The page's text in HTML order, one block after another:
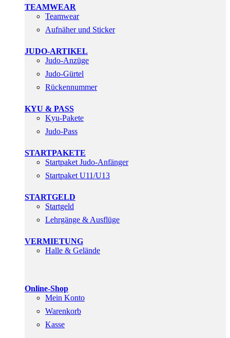
TEAMWEAR
Teamwear
Aufnäher und Sticker
JUDO-ARTIKEL
Judo-Anzüge
Judo-Gürtel
Rückennummer
KYU & PASS
Kyu-Pakete
Judo-Pass
STARTPAKETE
Startpaket Judo-Anfänger
Startpaket U11/U13
STARTGELD
Startgeld
Lehrgänge & Ausflüge
VERMIETUNG
Halle & Gelände
Online-Shop
Mein Konto
Warenkorb
Kasse